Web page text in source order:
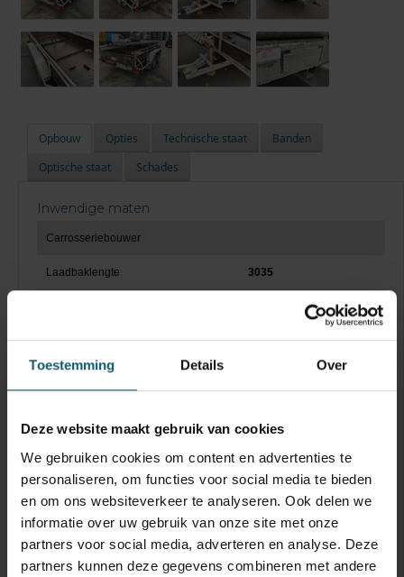
Toestemming Details Over
Deze website maakt gebruik van cookies
We gebruiken cookies om content en advertenties te
personaliseren, om functies voor social media te bieden
en om ons websiteverkeer te analyseren. Ook delen we
informatie over uw gebruik van onze site met onze
partners voor social media, adverteren en analyse. Deze
partners kunnen deze gegevens combineren met andere
Opbouw Opties Technische staat
Banden
Optische staat
Schades
Inwendige maten
Carrosseriebouwer
Laadbaklengte 3035
Hoogte
Capaciteit
Laadklep
Hefvermogen